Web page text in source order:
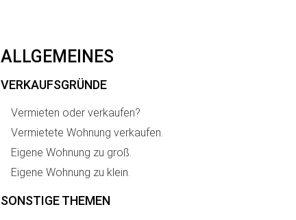
ALLGEMEINES
VERKAUFSGRÜNDE
Vermieten oder verkaufen?
Vermietete Wohnung verkaufen.
Eigene Wohnung zu groß.
Eigene Wohnung zu klein.
SONSTIGE THEMEN